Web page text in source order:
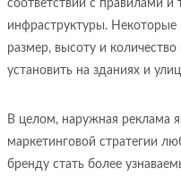
соответствии с правилами и
инфраструктуры. Некоторые
размер, высоту и
установить на зданиях и
В целом, наружная реклама
маркетинговой стратегии
бренду стать более